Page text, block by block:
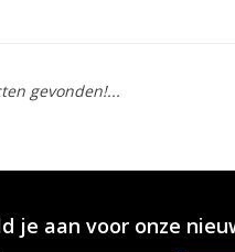
gevonden!...
je aan voor onze